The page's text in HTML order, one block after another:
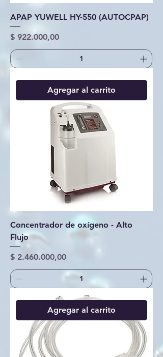
APAP YUWELL HY-550 (AUTOCPAP)
Precio
$ 922.000,00
Agregar al carrito
Concentrador de oxígeno - Alto
Flujo
Precio
$ 2.460.000,00
Agregar al carrito